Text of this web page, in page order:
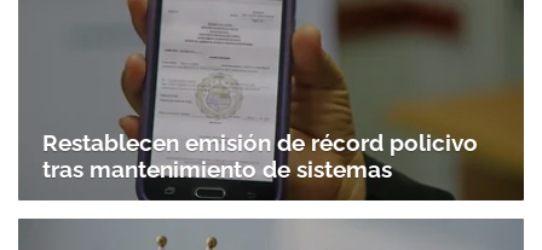
Restablecen emisión de récord policivo
tras mantenimiento de sistemas